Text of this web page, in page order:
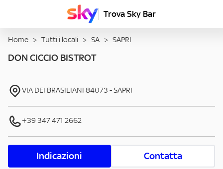
Trova Sky Bar
Home > Tutti i locali > SA > SAPRI
DON CICCIO BISTROT
VIA DEI BRASILIANI 84073 -SAPRI
+39 347 471 2662
Indicazioni Contatta